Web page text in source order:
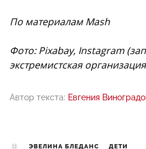
По материалам Mash
Фото: Pixabay, Instagram
экстремистская
Автор текста: Евгения
ЭВЕЛИНА БЛЕДАНС ДЕТИ